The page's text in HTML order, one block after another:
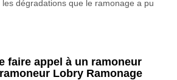
dégradations que le ramonage a pu
faire appel à un ramoneur
Lobry Ramonage